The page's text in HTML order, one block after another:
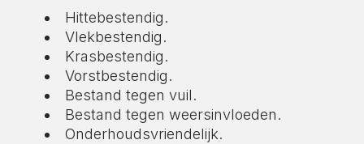
Hittebestendig.
Vlekbestendig.
Krasbestendig.
Vorstbestendig.
Bestand tegen vuil.
Bestand tegen weersinvloeden.
Onderhoudsvriendelijk.